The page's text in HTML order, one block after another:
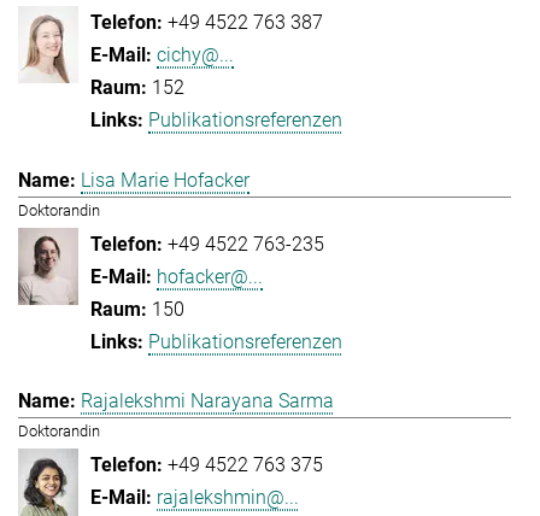
+49 4522 763 387
cichy@...
152
Publikationsreferenzen
Lisa Marie Hofacker
Doktorandin
+49 4522 763-235
hofacker@...
150
Publikationsreferenzen
Rajalekshmi Narayana Sarma
Doktorandin
+49 4522 763 375
rajalekshmin@...